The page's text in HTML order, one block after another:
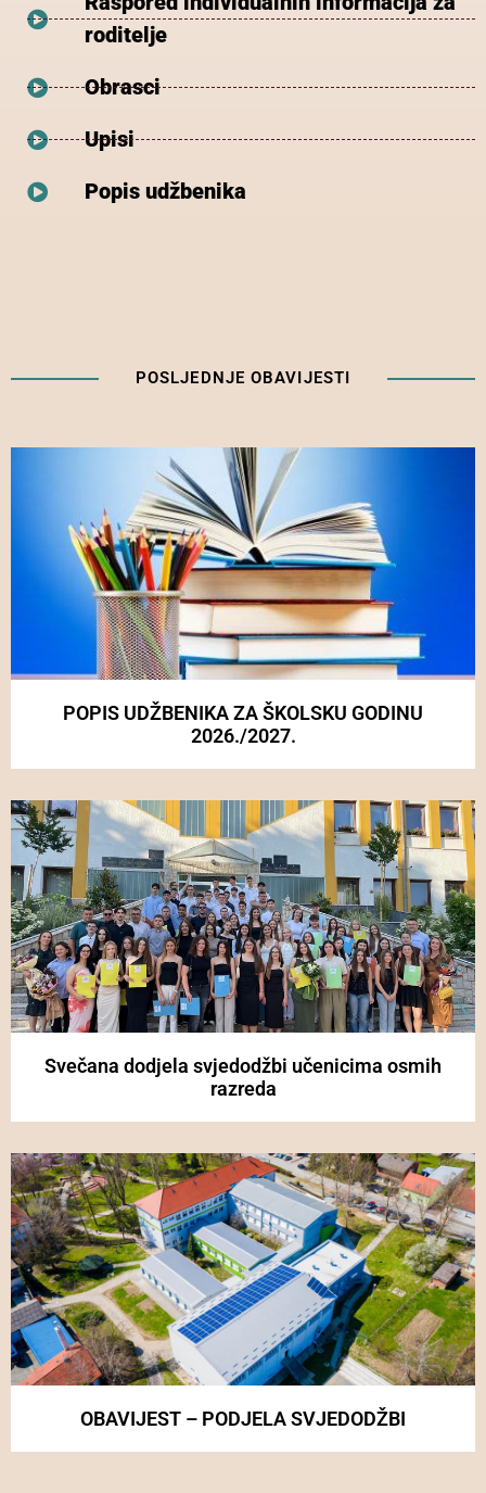
roditelje
Obrasci
Upisi
Popis udžbenika
POSLJEDNJE OBAVIJESTI
POPIS UDŽBENIKA ZA ŠKOLSKU GODINU
2026./2027.
Svečana dodjela svjedodžbi učenicima osmih
razreda
OBAVIJEST – PODJELA SVJEDODŽBI